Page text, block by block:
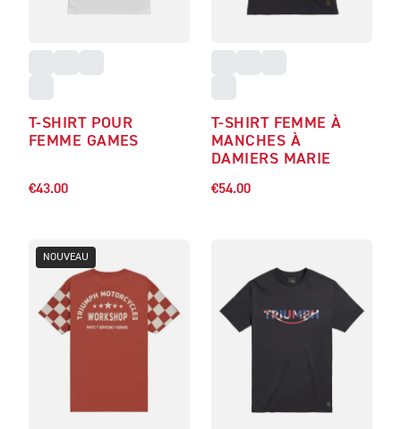
T-SHIRT POUR
FEMME GAMES
€43.00
T-SHIRT FEMME À
MANCHES À
DAMIERS MARIE
€54.00
NOUVEAU